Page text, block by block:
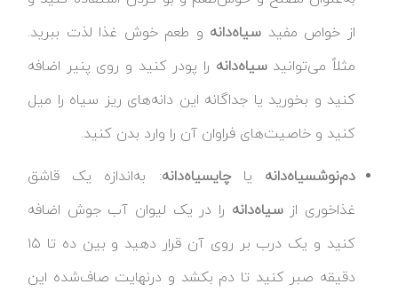
از خواص مفید سیاه‌دانه و طعم خوش غذا لذت ببرید.
مثلاً می‌توانیدسیاه‌دانه را پودر کنید و روی پنیر اضافه
کنید و بخورید یا جداگانه این دانه‌های ریز سیاه را میل
کنید و خاصیت‌های فراوان آن را وارد بدن کنید.
دم‌نوشسیاه‌دانه یاچایسیاه‌دانه: به‌اندازه یک قاشق
غذاخوری ازسیاه‌دانه را در یک لیوان آب جوش اضافه
کنید و یک درب بر روی آن قرار دهید و بین ده تا ۱۵
دقیقه صبر کنید تا دم بکشد و درنهایت صاف‌شده این